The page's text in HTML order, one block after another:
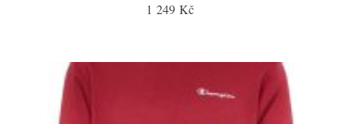
1 249 Kč